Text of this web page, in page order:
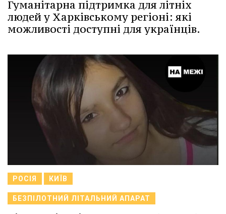
Гуманітарна підтримка для літніх
людей у Харківському регіоні: які
можливості доступні для українців.
РОСІЯ КИЇВ
БЕЗПІЛОТНИЙ ЛІТАЛЬНИЙ АПАРАТ